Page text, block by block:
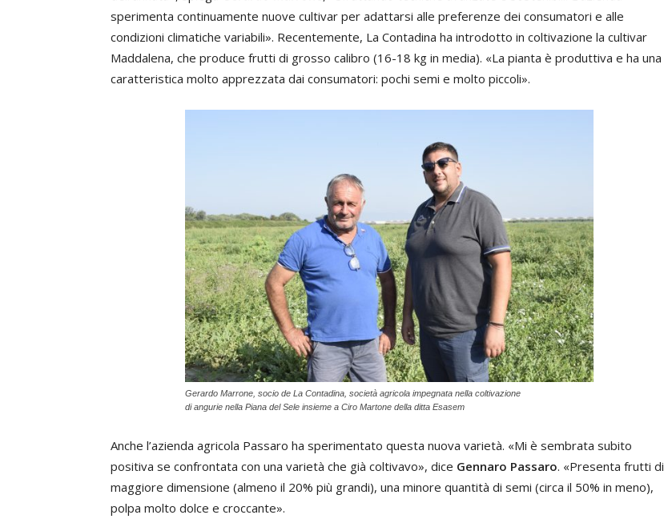
sperimenta continuamente nuove cultivar per adattarsi alle preferenze dei consumatori e alle
condizioni climatiche variabili». Recentemente, La Contadina ha introdotto in coltivazione la cultivar
Maddalena, che produce frutti di grosso calibro (16-18 kg in media). «La pianta è produttiva e ha una
caratteristica molto apprezzata dai consumatori: pochi semi e molto piccoli».
Gerardo Marrone, socio de La Contadina, società agricola impegnata nella coltivazione
di angurie nella Piana del Sele insieme a Ciro Martone della ditta Esasem
Anche l’azienda agricola Passaro ha sperimentato questa nuova varietà. «Mi è sembrata subito
positiva se confrontata con una varietà che già coltivavo», dice Gennaro Passaro. «Presenta frutti di
maggiore dimensione (almeno il 20% più grandi), una minore quantità di semi (circa il 50% in meno),
polpa molto dolce e croccante».